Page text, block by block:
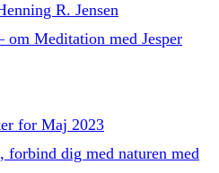
R. Jensen
Meditation med Jesper
for Maj 2023
forbind dig med naturen med